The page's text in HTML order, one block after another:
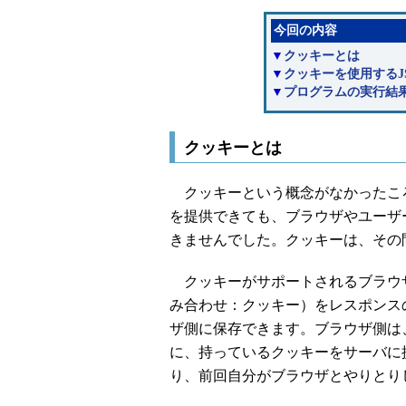
今回の内容
▼ クッキーとは
▼ クッキーを使用する
▼ プログラムの実行結
クッキーとは
クッキーという概念がなかったこ
を提供できても、ブラウザやユー
きませんでした。クッキーは、そ
クッキーがサポートされるブラウ
み合わせ：クッキー）をレスポン
ザ側に保存できます。ブラウザ側
に、持っているクッキーをサーバ
り、前回自分がブラウザとやりと